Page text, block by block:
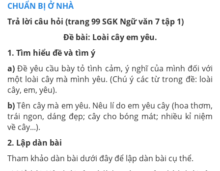
CHUẨN BỊ Ở NHÀ
Trả lời câu hỏi (trang 99 SGK Ngữ văn 7 tập 1)
Đề bài: Loài cây em yêu.
1. Tìm hiểu đề và tìm ý
a)Đề yêu cầu bày tỏ tình cảm, ý nghĩ của mình đối với
một loài cây mà mình yêu. (Chú ý các từ trong đề: loài
cây, em, yêu).
b)Tên cây mà em yêu. Nêu lí do em yêu cây (hoa thơm,
trái ngon, dáng đẹp; cây cho bóng mát; nhiều kỉ niệm
về cây...).
2. Lập dàn bài
Tham khảo dàn bài dưới đây để lập dàn bài cụ thể.